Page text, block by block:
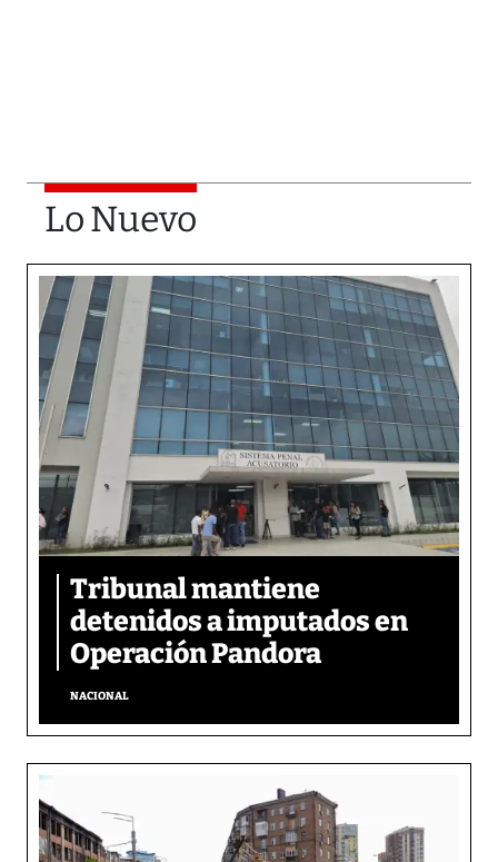
Lo Nuevo
Tribunal mantiene
detenidos a imputados en
Operación Pandora
NACIONAL